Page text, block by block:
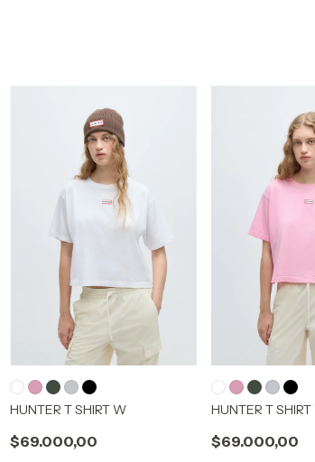
HUNTER T SHIRT W
$69.000,00
HUNTER T
$69.000,00